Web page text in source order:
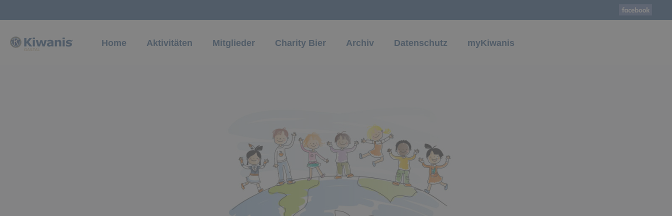
Home Aktivitäten Mitglieder Charity Bier Archiv Datenschutz myKiwanis